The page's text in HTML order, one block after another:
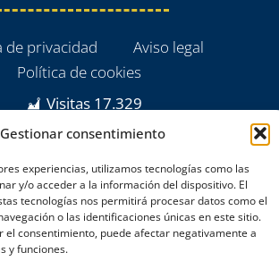
Gestionar consentimiento
experiencias, utilizamos tecnologías como las
y/o acceder a la información del dispositivo. El
tecnologías nos permitirá procesar datos como el
o las identificaciones únicas en este sitio.
el consentimiento, puede afectar negativamente a
y funciones.
de privacidad
Aviso legal
Política de cookies
Visitas 17.329
powered by